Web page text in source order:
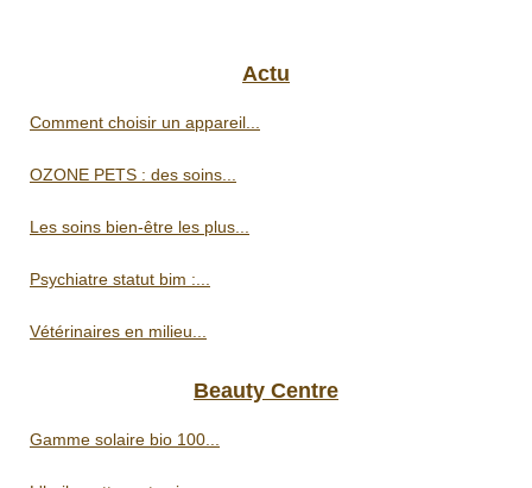
Actu
Comment choisir un appareil...
OZONE PETS : des soins...
Les soins bien-être les plus...
Psychiatre statut bim :...
Vétérinaires en milieu...
Beauty Centre
Gamme solaire bio 100...